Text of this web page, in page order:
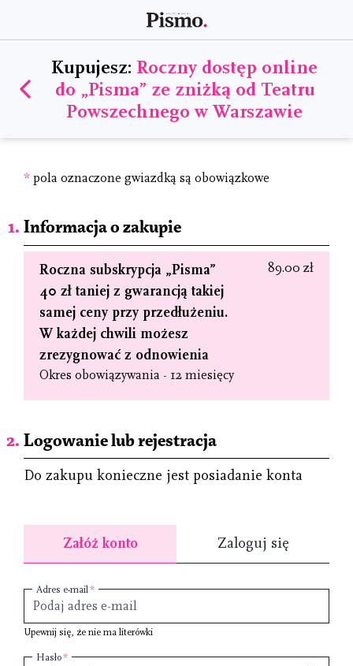
Kupujesz: Roczny dostęp online
do „Pisma” ze zniżką od Teatru
Powszechnego w Warszawie
* pola oznaczone gwiazdką są obowiązkowe
Informacja o zakupie
Roczna subskrypcja „Pisma”
40 zł taniej z gwarancją takiej
samej ceny przy przedłużeniu.
W każdej chwili możesz
zrezygnować z odnowienia
89.00 zł
Okres obowiązywania - 12 miesięcy
Logowanie lub rejestracja
Do zakupu konieczne jest posiadanie konta
Załóż konto
Adres e-mail
Upewnij się, że nie ma literówki
Hasło
Zaloguj się